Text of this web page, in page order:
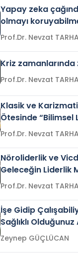
Yapay zeka
olmayı
Prof.Dr. Nevzat
Kriz zamanlarında
Prof.Dr. Nevzat
Klasik ve
Ötesinde “Bilimsel
Prof.Dr. Nevzat
Nöroliderlik ve
Geleceğin Liderlik
Prof.Dr. Nevzat
İşe Gidip
Sağlıklı Olduğunuz
Gelir mi?Zeynep GÜÇLÜCAN